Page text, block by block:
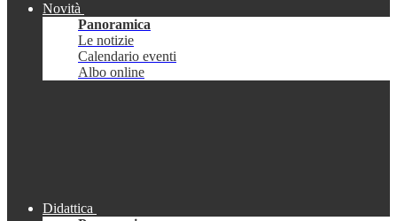
Novità
Panoramica
Le notizie
Calendario eventi
Albo online
Didattica